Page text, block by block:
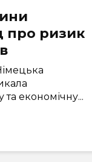
про ризик
економічну...